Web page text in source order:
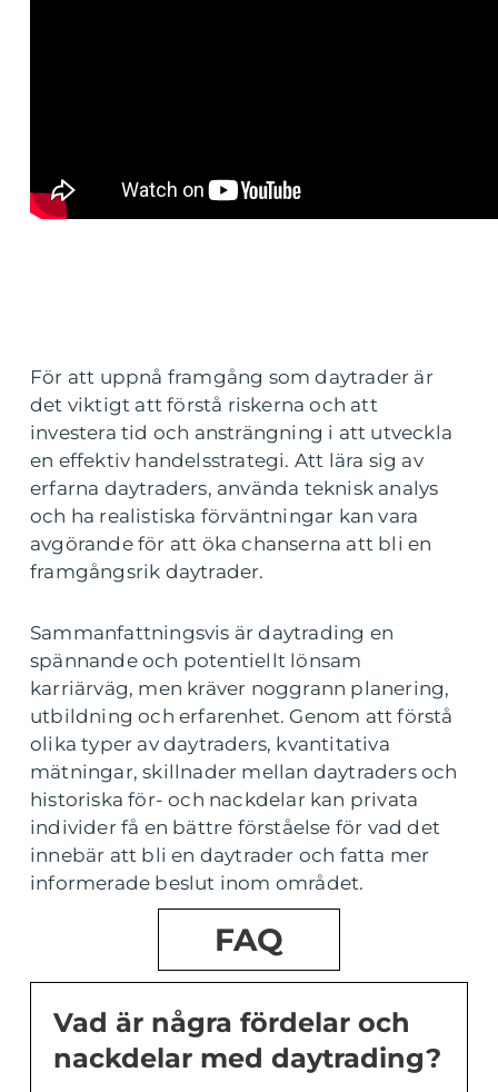
För att uppnå framgång som daytrader är
det viktigt att förstå riskerna och att
investera tid och ansträngning i att utveckla
en effektiv handelsstrategi. Att lära sig av
erfarna daytraders, använda teknisk analys
och ha realistiska förväntningar kan vara
avgörande för att öka chanserna att bli en
framgångsrik daytrader.
Sammanfattningsvis är daytrading en
spännande och potentiellt lönsam
karriärväg, men kräver noggrann planering,
utbildning och erfarenhet. Genom att förstå
olika typer av daytraders, kvantitativa
mätningar, skillnader mellan daytraders och
historiska för- och nackdelar kan privata
individer få en bättre förståelse för vad det
innebär att bli en daytrader och fatta mer
informerade beslut inom området.
FAQ
Vad är några fördelar och
nackdelar med daytrading?